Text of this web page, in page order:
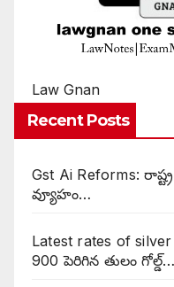
Law Gnan
Recent Posts
Gst Ai Reforms:
వ్యూహం…
Latest rates of
900 పెరిగిన తులం గోల్డ్…